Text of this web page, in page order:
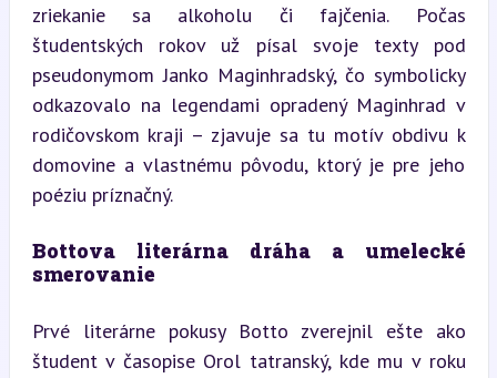
zriekanie sa alkoholu či fajčenia. Počas
študentských rokov už písal svoje texty pod
pseudonymom Janko Maginhradský, čo symbolicky
odkazovalo na legendami opradený Maginhrad v
rodičovskom kraji – zjavuje sa tu motív obdivu k
domovine a vlastnému pôvodu, ktorý je pre jeho
poéziu príznačný.
Bottova literárna dráha a umelecké
smerovanie
Prvé literárne pokusy Botto zverejnil ešte ako
študent v časopise Orol tatranský, kde mu v roku